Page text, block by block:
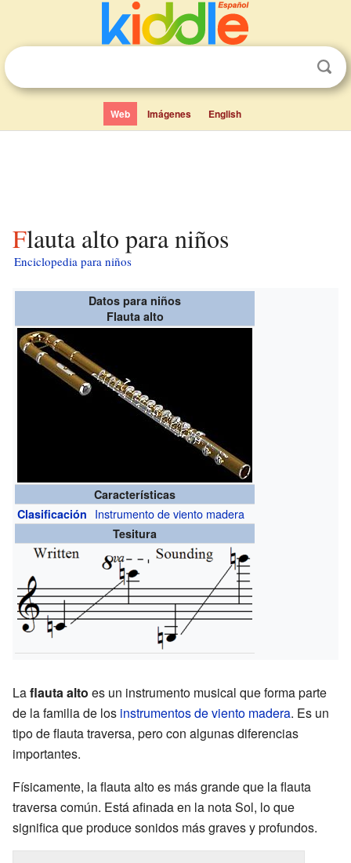
Web Imágenes English
Flauta alto para niños
Enciclopedia para niños
Datos para niños
Flauta alto
Características
Clasificación Instrumento de viento madera
Tesitura
Laflauta alto es un instrumento musical que forma parte
de la familia de los instrumentos de viento madera. Es un
tipo de flauta traversa, pero con algunas diferencias
importantes.
Físicamente, la flauta alto es más grande que la flauta
traversa común. Está afinada en la nota Sol, lo que
significa que produce sonidos más graves y profundos.